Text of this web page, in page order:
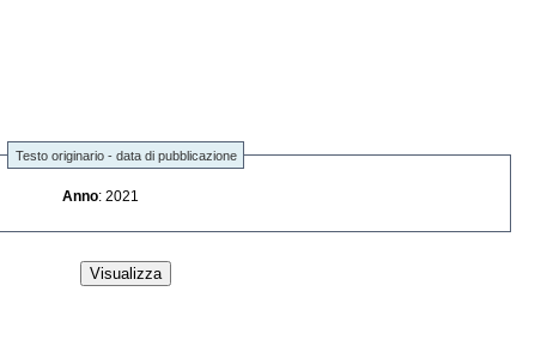
Testo originario - data di pubblicazione
Anno : 2021